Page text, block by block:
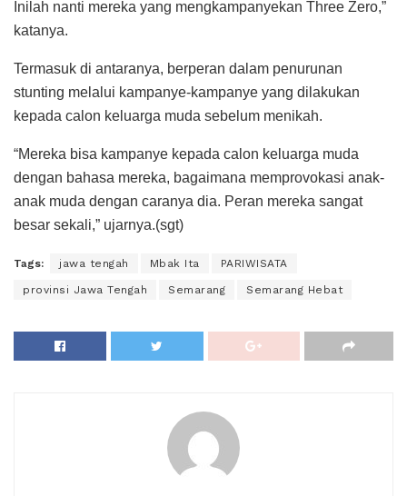
Inilah nanti mereka yang mengkampanyekan Three Zero,”
katanya.
Termasuk di antaranya, berperan dalam penurunan
stunting melalui kampanye-kampanye yang dilakukan
kepada calon keluarga muda sebelum menikah.
“Mereka bisa kampanye kepada calon keluarga muda
dengan bahasa mereka, bagaimana memprovokasi anak-
anak muda dengan caranya dia. Peran mereka sangat
besar sekali,” ujarnya.(sgt)
Tags: jawa tengah Mbak Ita PARIWISATA
provinsi Jawa Tengah Semarang Semarang Hebat